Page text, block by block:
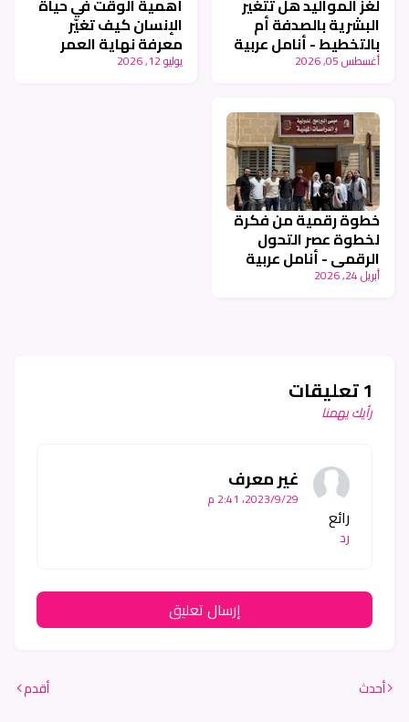
لغز المواليد هل تتغير
البشرية بالصدفة أم
بالتخطيط - أنامل عربية
أغسطس 05, 2026
أهمية الوقت في حياة
الإنسان كيف تغيّر
معرفة نهاية العمر
طريقة عيشنا - أنامل
يوليو 12, 2026
خطوة رقمية من فكرة
لخطوة عصر التحول
الرقمي - أنامل عربية
أبريل 24, 2026
1 تعليقات
رأيك يهمنا
غير معرف
29‏/9‏/2023، 2:41 م
رائع
رد
إرسال تعليق
أحدث أقدم